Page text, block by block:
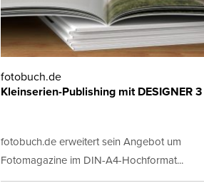
fotobuch.de
Kleinserien-Publishing mit DESIGNER 3
fotobuch.de erweitert sein Angebot um
Fotomagazine im DIN-A4-Hochformat...